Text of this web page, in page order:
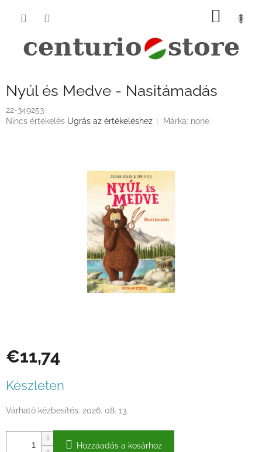
KOSÁR
Nyúl és Medve - Nasitámadás
22-349253
A
Nincs értékelés Ugrás az értékeléshez Márka: none
€11,74
Készleten
Várható kézbesítés: 2026. 08. 13.
Hozzáadás a kosárhoz